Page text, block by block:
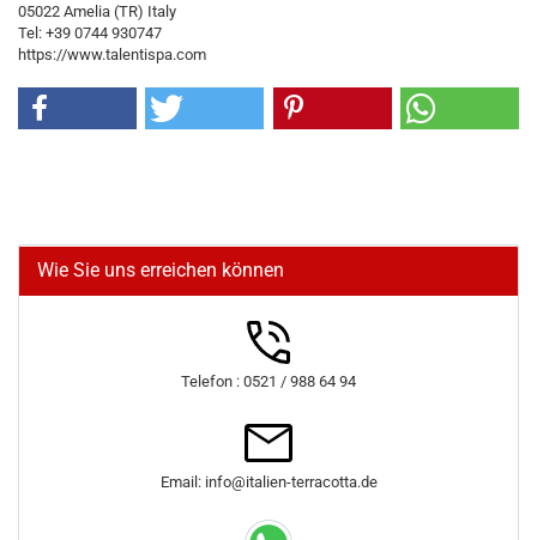
05022 Amelia (TR) Italy
Tel: +39 0744 930747
https://www.talentispa.com
Wie Sie uns erreichen können
Telefon : 0521 / 988 64 94
Email: info@italien-terracotta.de